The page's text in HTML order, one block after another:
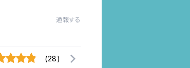
通報する
(28)